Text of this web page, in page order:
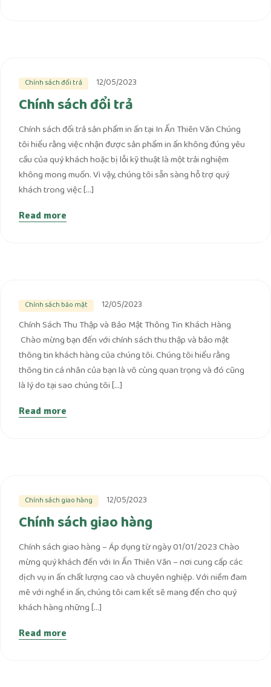
Chính sách đổi trả 12/05/2023
Chính sách đổi trả
Chính sách đổi trả sản phẩm in ấn tại In Ấn Thiên Văn Chúng
tôi hiểu rằng việc nhận được sản phẩm in ấn không đúng yêu
cầu của quý khách hoặc bị lỗi kỹ thuật là một trải nghiệm
không mong muốn. Vì vậy, chúng tôi sẵn sàng hỗ trợ quý
khách trong việc […]
Read more
Chính sách bảo mật 12/05/2023
Chính Sách Thu Thập và Bảo Mật Thông Tin Khách Hàng
Chào mừng bạn đến với chính sách thu thập và bảo mật
thông tin khách hàng của chúng tôi. Chúng tôi hiểu rằng
thông tin cá nhân của bạn là vô cùng quan trọng và đó cũng
là lý do tại sao chúng tôi […]
Read more
Chính sách giao hàng 12/05/2023
Chính sách giao hàng
Chính sách giao hàng – Áp dụng từ ngày 01/01/2023 Chào
mừng quý khách đến với In Ấn Thiên Văn – nơi cung cấp các
dịch vụ in ấn chất lượng cao và chuyên nghiệp. Với niềm đam
mê với nghề in ấn, chúng tôi cam kết sẽ mang đến cho quý
khách hàng những […]
Read more